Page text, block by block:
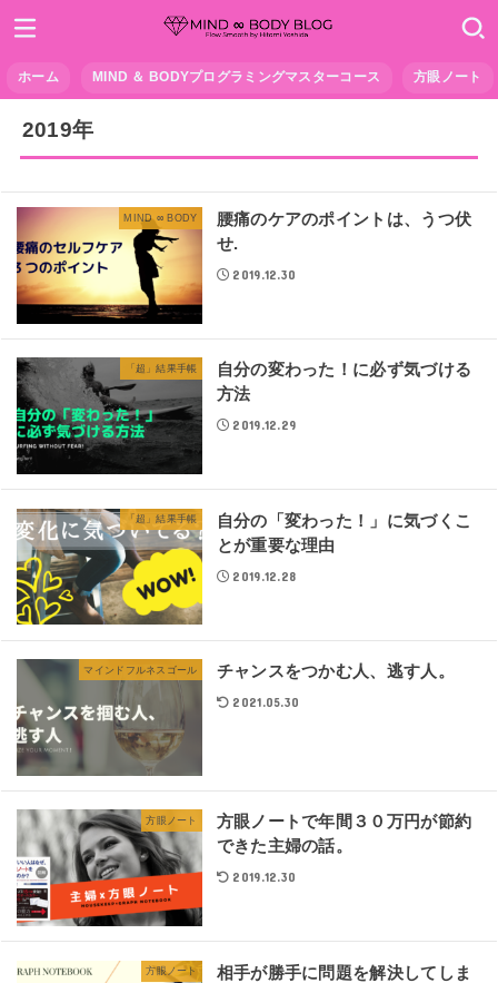
ホーム MIND ＆ BODYプログラミングマスターコース 方眼ノート
2019年
MIND ∞ BODY
腰痛のケアのポイントは、うつ伏
せ.
2019.12.30
「超」結果手帳
自分の変わった！に必ず気づける
方法
2019.12.29
「超」結果手帳
自分の「変わった！」に気づくこ
とが重要な理由
2019.12.28
マインドフルネスゴール チャンスをつかむ人、逃す人。
2021.05.30
方眼ノート
方眼ノートで年間３０万円が節約
できた主婦の話。
2019.12.30
方眼ノート
相手が勝手に問題を解決してしま